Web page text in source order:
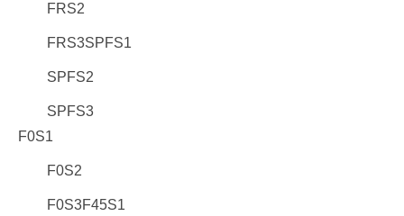
FRS2
FRS3SPFS1
SPFS2
SPFS3
F0S1
F0S2
F0S3F45S1